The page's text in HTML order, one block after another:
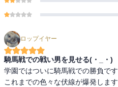
ロップイヤー
騎馬戦での戦い男を見せる(・_・)
学園ではついに騎馬戦での勝負です
これまでの色々な伏線が爆発します